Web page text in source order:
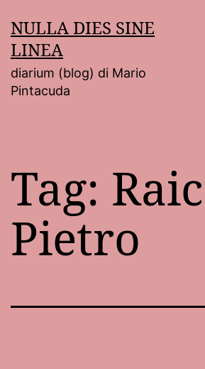
al
contenuto
NULLA DIES SINE
LINEA
diarium (blog) di Mario
Pintacuda
Tag:
Pietro